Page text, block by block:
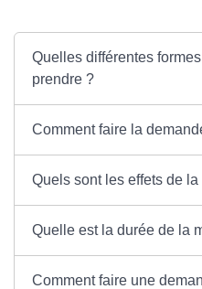
Quelles différentes
prendre ?
Comment faire la
Quels sont les effets de la
Quelle est la durée de la
Comment faire une